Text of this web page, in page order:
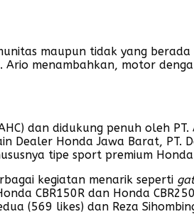
maupun tidak yang
Ario menambahkan, motor
dan didukung penuh oleh
Dealer Honda Jawa Barat,
tipe sport premium Honda
kegiatan menarik seperti
CBR150R dan Honda
(569 likes) dan Reza